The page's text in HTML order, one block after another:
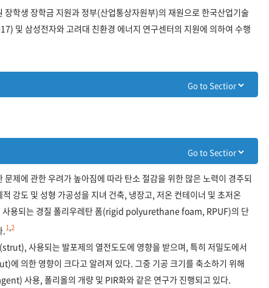
학생 장학금 지원과 정부(산업통상자원부)의 재원으로 한국산업기술
및 삼성전자와 고려대 친환경 에너지 연구센터의 지원에 의하여 수행
제에 관한 우려가 높아짐에 따라 탄소 절감을 위한 많은 노력이 경주되
강도 및 성형 가공성을 지녀 건축, 냉장고, 저온 컨테이너 및 초저온
사용되는 경질 폴리우레탄 폼(rigid polyurethane foam, RPUF)의 단
1,2
사용되는 발포제의 열전도도에 영향을 받으며, 특히 저밀도에서
에 의한 영향이 크다고 알려져 있다. 그중 기공 크기를 축소하기 위해
사용, 폴리올의 개량 및 PIR화와 같은 연구가 진행되고 있다.